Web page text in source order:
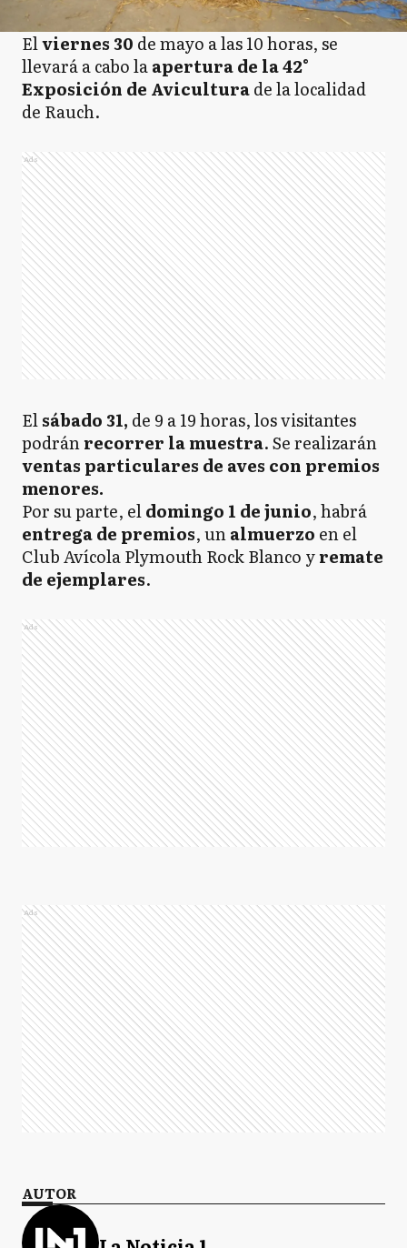
Elviernes 30 de mayo a las 10 horas, se
llevará a cabo laapertura de la 42°
Exposición de Aviculturade la localidad
de Rauch.
Ads
Elsábado 31, de 9 a 19 horas, los visitantes
podránrecorrer la muestra. Se realizarán
ventas particulares de aves con premios
menores.
Por su parte, eldomingo 1 de junio, habrá
entrega de premios, unalmuerzo en el
Club Avícola Plymouth Rock Blanco yremate
de ejemplares.
Ads
Ads
AUTOR